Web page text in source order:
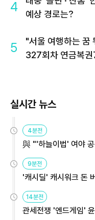
4
예상 경로는?
5
"서울 여행하는 꿈
327회차 연금복
실시간 뉴스
4분전
與 "'하늘이법' 여야
9분전
'캐시딜' 캐시워크 돈
14분전
관세전쟁 '엔드게임'